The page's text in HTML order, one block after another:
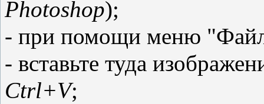
Photoshop);
- при помощи меню
- вставьте туда
Ctrl+V;